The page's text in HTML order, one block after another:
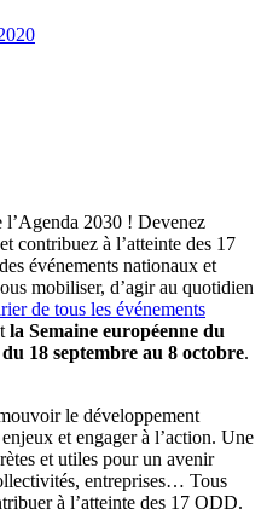
l’Agenda 2030 ! Devenez
contribuez à l’atteinte des 17
événements nationaux et
mobiliser, d’agir au quotidien
de tous les événements
la Semaine européenne du
18 septembre au 8 octobre.
le développement
et engager à l’action. Une
et utiles pour un avenir
entreprises… Tous
à l’atteinte des 17 ODD.